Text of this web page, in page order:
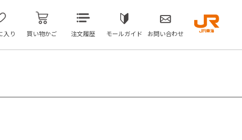
入り 買い物かご 注文履歴 モールガイド お問い合わせ